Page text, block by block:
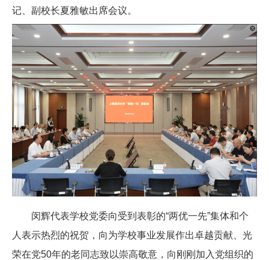
记、副校长夏雅敏出席会议。
闵辉代表学校党委向受到表彰的“两优一先”集体和个
人表示热烈的祝贺，向为学校事业发展作出卓越贡献、光
荣在党50年的老同志致以崇高敬意，向刚刚加入党组织的